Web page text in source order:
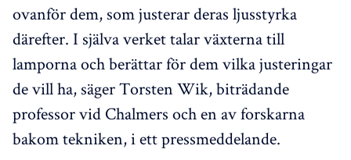
ovanför dem, som justerar deras ljusstyrka
därefter. I själva verket talar växterna till
lamporna och berättar för dem vilka justeringar
de vill ha, säger Torsten Wik, biträdande
professor vid Chalmers och en av forskarna
bakom tekniken, i ett pressmeddelande.